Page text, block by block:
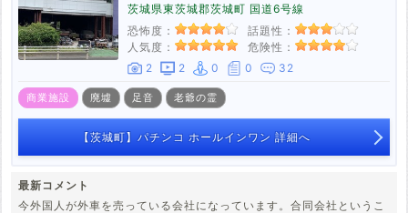
茨城県東茨城郡茨城町 国道6号線
恐怖度：
話題性：
人気度：
危険性：
2
2 0 0 32
商業施設 廃墟 足音 老爺の霊
【茨城町】パチンコ ホールインワン 詳細へ
最新コメント
今外国人が外車を売っている会社になっています。合同会社というこ